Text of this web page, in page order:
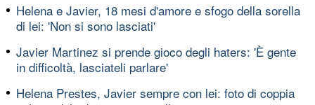
Helena e Javier, 18 mesi d'amore e sfogo della sorella
di lei: 'Non si sono lasciati'
Javier Martinez si prende gioco degli haters: 'È gente
in difficoltà, lasciateli parlare'
Helena Prestes, Javier sempre con lei: foto di coppia